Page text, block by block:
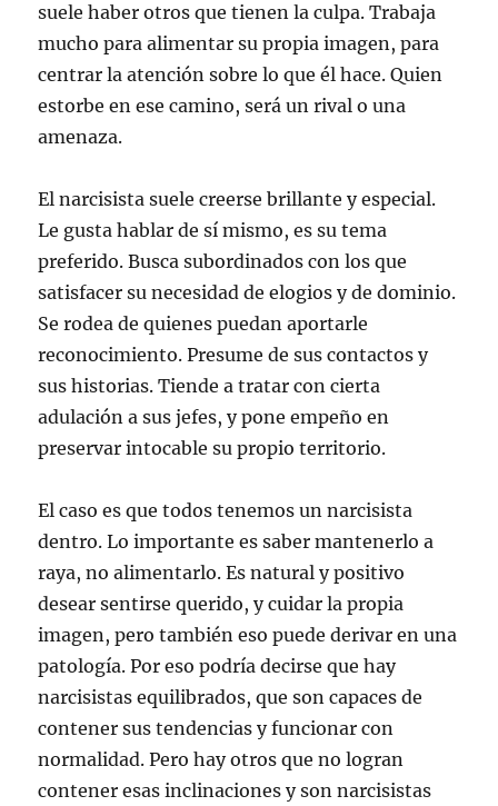
suele haber otros que tienen la culpa. Trabaja
mucho para alimentar su propia imagen, para
centrar la atención sobre lo que él hace. Quien
estorbe en ese camino, será un rival o una
amenaza.
El narcisista suele creerse brillante y especial.
Le gusta hablar de sí mismo, es su tema
preferido. Busca subordinados con los que
satisfacer su necesidad de elogios y de dominio.
Se rodea de quienes puedan aportarle
reconocimiento. Presume de sus contactos y
sus historias. Tiende a tratar con cierta
adulación a sus jefes, y pone empeño en
preservar intocable su propio territorio.
El caso es que todos tenemos un narcisista
dentro. Lo importante es saber mantenerlo a
raya, no alimentarlo. Es natural y positivo
desear sentirse querido, y cuidar la propia
imagen, pero también eso puede derivar en una
patología. Por eso podría decirse que hay
narcisistas equilibrados, que son capaces de
contener sus tendencias y funcionar con
normalidad. Pero hay otros que no logran
contener esas inclinaciones y son narcisistas